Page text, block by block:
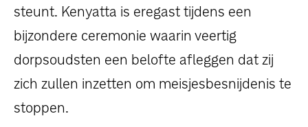
steunt. Kenyatta is eregast tijdens een
bijzondere ceremonie waarin veertig
dorpsoudsten een belofte afleggen dat zij
zich zullen inzetten om meisjesbesnijdenis te
stoppen.